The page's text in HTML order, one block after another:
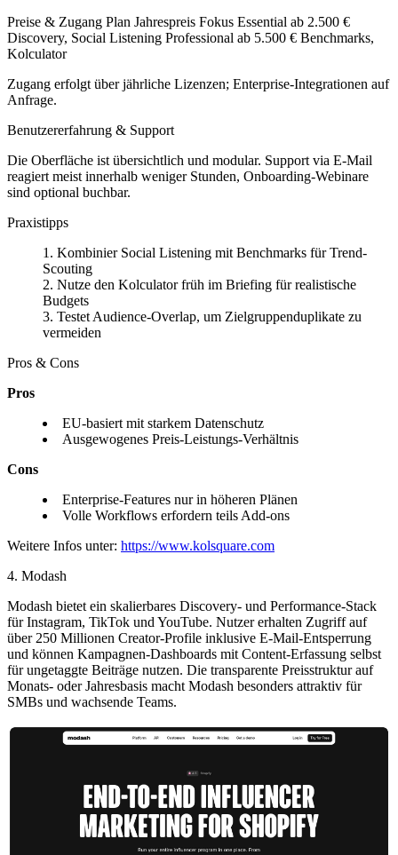
Preise & Zugang Plan Jahrespreis Fokus Essential ab 2.500 €
Discovery, Social Listening Professional ab 5.500 € Benchmarks,
Kolculator
Zugang erfolgt über jährliche Lizenzen; Enterprise-Integrationen auf
Anfrage.
Benutzererfahrung & Support
Die Oberfläche ist übersichtlich und modular. Support via E-Mail
reagiert meist innerhalb weniger Stunden, Onboarding-Webinare
sind optional buchbar.
Praxistipps
Kombinier Social Listening mit Benchmarks für Trend-
Scouting
Nutze den Kolculator früh im Briefing für realistische
Budgets
Testet Audience-Overlap, um Zielgruppenduplikate zu
vermeiden
Pros & Cons
Pros
EU-basiert mit starkem Datenschutz
Ausgewogenes Preis-Leistungs-Verhältnis
Cons
Enterprise-Features nur in höheren Plänen
Volle Workflows erfordern teils Add-ons
Weitere Infos unter: https://www.kolsquare.com
4. Modash
Modash bietet ein skalierbares Discovery- und Performance-Stack
für Instagram, TikTok und YouTube. Nutzer erhalten Zugriff auf
über 250 Millionen Creator-Profile inklusive E-Mail-Entsperrung
und können Kampagnen-Dashboards mit Content-Erfassung selbst
für ungetaggte Beiträge nutzen. Die transparente Preisstruktur auf
Monats- oder Jahresbasis macht Modash besonders attraktiv für
SMBs und wachsende Teams.